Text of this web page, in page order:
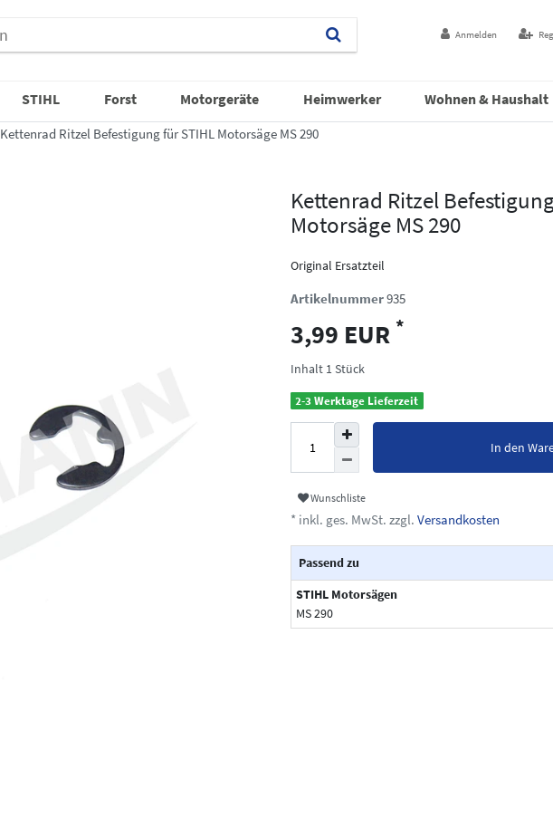
Anmelden
STIHL Forst Motorgeräte Heimwerker Wohnen & Haushalt
Kettenrad Ritzel Befestigung für STIHL Motorsäge MS 290
Kettenrad Ritzel
Motorsäge MS 290
Original Ersatzteil
Artikelnummer935
3,99 EUR *
Inhalt 1Stück
2-3 Werktage Lieferzeit
In den
Wunschliste
* inkl. ges. MwSt. zzgl. Versandkosten
Passend zu
STIHL Motorsägen
MS 290